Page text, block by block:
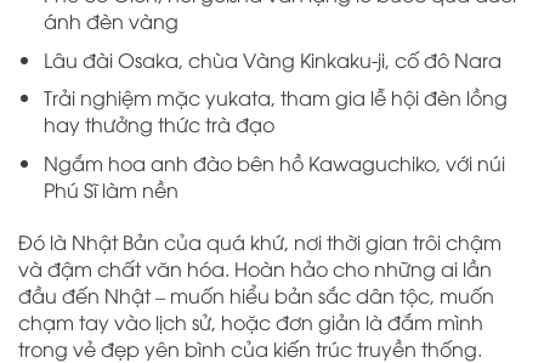
ánh đèn vàng
Lâu đài Osaka, chùa Vàng Kinkaku-ji, cố đô Nara
Trải nghiệm mặc yukata, tham gia lễ hội đèn lồng
hay thưởng thức trà đạo
Ngắm hoa anh đào bên hồ Kawaguchiko, với núi
Phú Sĩ làm nền
Đó là Nhật Bản của quá khứ, nơi thời gian trôi chậm
và đậm chất văn hóa. Hoàn hảo cho những ai lần
đầu đến Nhật – muốn hiểu bản sắc dân tộc, muốn
chạm tay vào lịch sử, hoặc đơn giản là đắm mình
trong vẻ đẹp yên bình của kiến trúc truyền thống.